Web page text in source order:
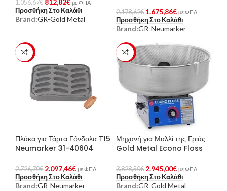
1.056,67€ με ΦΠΑ
Προσθήκη Στο Καλάθι
Brand:GR-Gold Metal
2.178,62€ 1.675,86€ με ΦΠΑ
Προσθήκη Στο Καλάθι
Brand:GR-Neumarker
-23%
Πλάκα για Τάρτα Γόνδολα Τ15
Neumarker 31-40604
2.726,70€ 2.097,46€ με ΦΠΑ
Προσθήκη Στο Καλάθι
Brand:GR-Neumarker
-23%
Μηχανή για Μαλλί της Γριάς
Gold Metal Econo Floss
3.828,50€ 2.945,00€ με ΦΠΑ
Προσθήκη Στο Καλάθι
Brand:GR-Gold Metal